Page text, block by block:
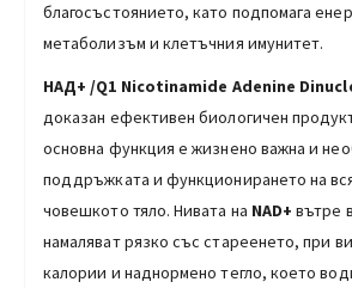
благосъстоянието, като подпомага
метаболизъм и клетъчния имунитет.
НАД+ /Q1 Nicotinamide Adenine
доказан ефективен биологичен
основна функция е жизнено важна и
поддръжката и функционирането на
човешкото тяло. Нивата на NAD+ вътре
намаляват рязко със стареенето, при
калории и наднормено тегло, което